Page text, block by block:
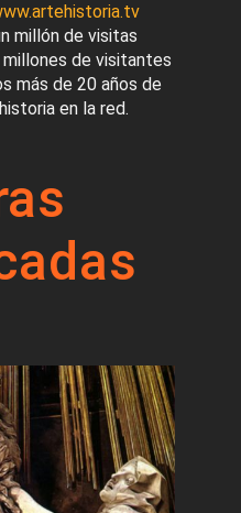
millón de visitas
de visitantes
más de 20 años de
en la red.